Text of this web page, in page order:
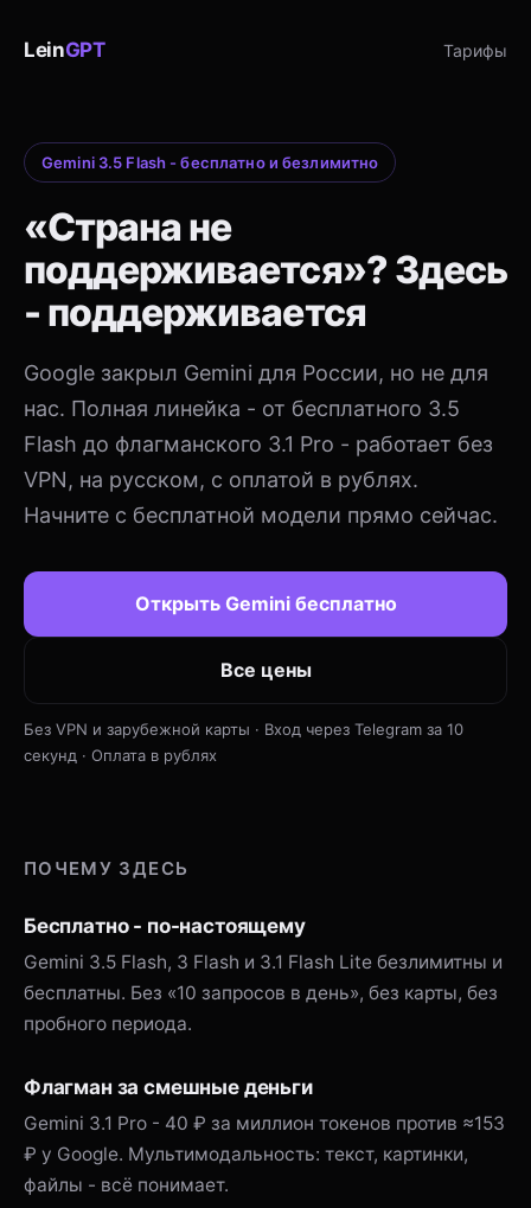
LeinGPT Тарифы
Gemini 3.5 Flash - бесплатно и безлимитно
«Страна не
поддерживается»? Здесь
- поддерживается
Google закрыл Gemini для России, но не для
нас. Полная линейка - от бесплатного 3.5
Flash до флагманского 3.1 Pro - работает без
VPN, на русском, с оплатой в рублях.
Начните с бесплатной модели прямо сейчас.
Открыть Gemini бесплатно
Все цены
Без VPN и зарубежной карты · Вход через Telegram за 10
секунд · Оплата в рублях
ПОЧЕМУ ЗДЕСЬ
Бесплатно - по-настоящему
Gemini 3.5 Flash, 3 Flash и 3.1 Flash Lite безлимитны и
бесплатны. Без «10 запросов в день», без карты, без
пробного периода.
Флагман за смешные деньги
Gemini 3.1 Pro - 40 ₽ за миллион токенов против ≈153
₽ у Google. Мультимодальность: текст, картинки,
файлы - всё понимает.